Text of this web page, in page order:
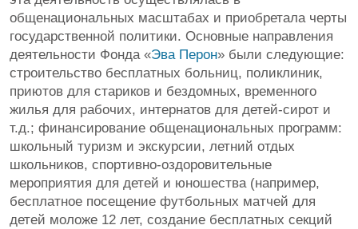
общенациональных масштабах и приобретала черты
государственной политики. Основные направления
деятельности Фонда «Эва Перон» были следующие:
строительство бесплатных больниц, поликлиник,
приютов для стариков и бездомных, временного
жилья для рабочих, интернатов для детей-сирот и
т.д.; финансирование общенациональных программ:
школьный туризм и экскурсии, летний отдых
школьников, спортивно-оздоровительные
мероприятия для детей и юношества (например,
бесплатное посещение футбольных матчей для
детей моложе 12 лет, создание бесплатных секций